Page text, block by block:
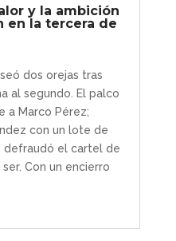
y la ambición
en la tercera de
dos orejas tras
al segundo. El palco
a Marco Pérez;
con un lote de
defraudó el cartel de
Con un encierro